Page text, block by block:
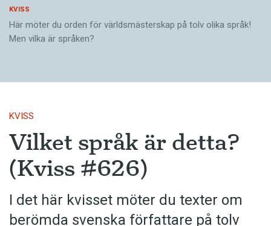
KVISS
Här möter du orden för världsmästerskap på tolv olika språk!
Men vilka är språken?
KVISS
Vilket språk är detta?
(Kviss #626)
I det här kvisset möter du texter om
berömda svenska författare på tolv